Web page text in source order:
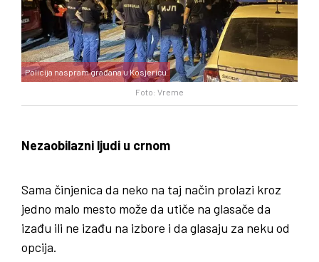
Foto: Vreme
Policija naspram građana u Kosjeriću
Nezaobilazni ljudi u crnom
Sama činjenica da neko na taj način prolazi kroz
jedno malo mesto može da utiče na glasače da
izađu ili ne izađu na izbore i da glasaju za neku od
opcija.